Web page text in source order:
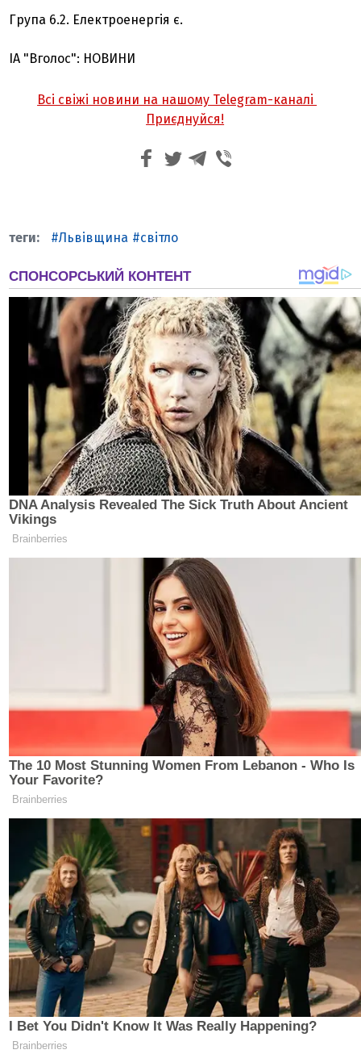
Група 6.2. Електроенергія є.
ІА "Вголос": НОВИНИ
Всі свіжі новини на нашому Telegram-каналі
Приєднуйся!
Львівщина світло